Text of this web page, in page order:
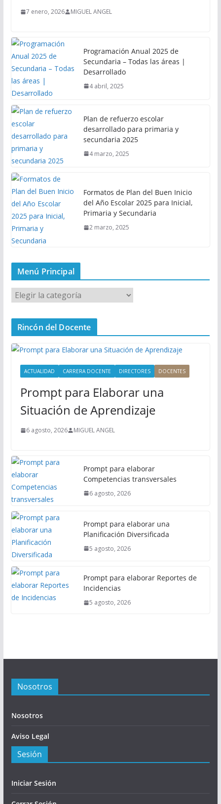
7 enero, 2026 MIGUEL ANGEL
Programación Anual 2025 de
Secundaria – Todas las áreas |
Desarrollado
4 abril, 2025
Plan de refuerzo escolar
desarrollado para primaria y
secundaria 2025
4 marzo, 2025
Formatos de Plan del Buen Inicio
del Año Escolar 2025 para Inicial,
Primaria y Secundaria
2 marzo, 2025
Menú Principal
M
e
n
P
Rincón del Docente
ACTUALIDAD CARRERA DOCENTE DIRECTORES DOCENTES
Prompt para Elaborar una
Situación de Aprendizaje
6 agosto, 2026 MIGUEL ANGEL
Prompt para elaborar
Competencias transversales
6 agosto, 2026
Prompt para elaborar una
Planificación Diversificada
5 agosto, 2026
Prompt para elaborar Reportes de
Incidencias
5 agosto, 2026
Nosotros
Nosotros
Aviso Legal
Sesión
Iniciar Sesión